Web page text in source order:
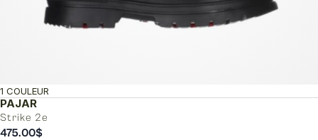
PAJAR
Strike 2e
1 COULEUR
475.00$